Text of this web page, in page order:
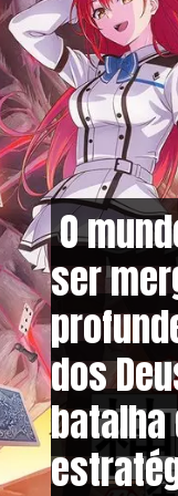
O
ser
dos
O
ser
dos